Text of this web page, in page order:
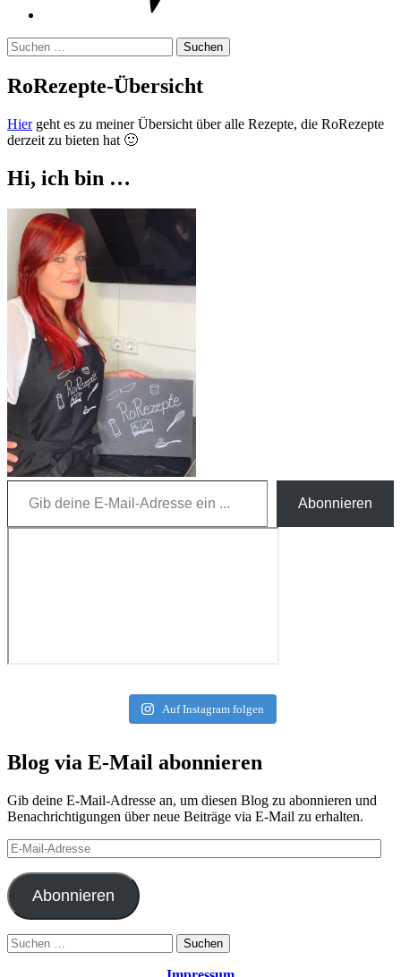
Suchen
nach:
RoRezepte-Übersicht
Hiergeht es zu meiner Übersicht über alle Rezepte, die RoRezepte
derzeit zu bieten hat 🙂
Hi, ich bin …
Gib deine E-Mail-Adresse ein ...
Abonnieren
Auf Instagram folgen
Blog via E-Mail abonnieren
Gib deine E-Mail-Adresse an, um diesen Blog zu abonnieren und
Benachrichtigungen über neue Beiträge via E-Mail zu erhalten.
E-
Mail-
Adresse
Abonnieren
Suchen
nach: